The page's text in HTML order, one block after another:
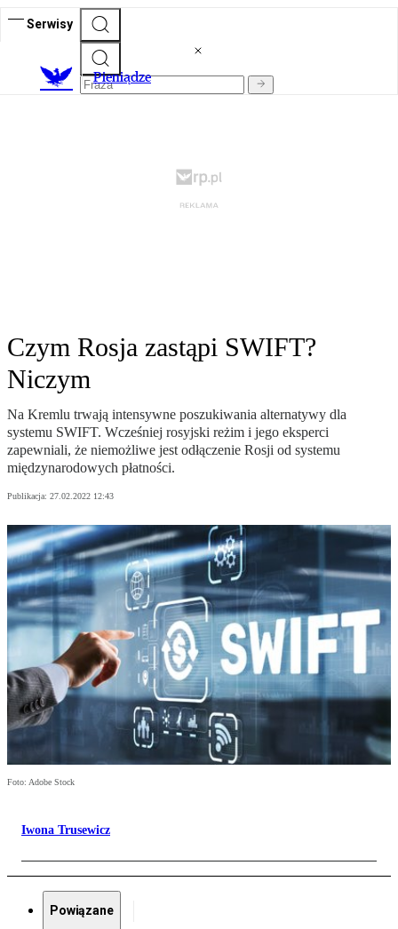
Serwisy
Pieniądze
Czym Rosja zastąpi SWIFT?
Niczym
Na Kremlu trwają intensywne poszukiwania alternatywy dla
systemu SWIFT. Wcześniej rosyjski reżim i jego eksperci
zapewniali, że niemożliwe jest odłączenie Rosji od systemu
międzynarodowych płatności.
Publikacja: 27.02.2022 12:43
Foto: Adobe Stock
Iwona Trusewicz
Powiązane